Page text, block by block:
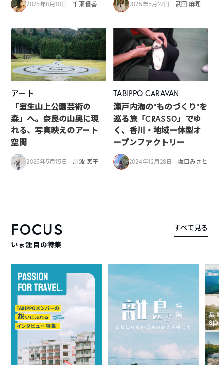
2025年8月10日 千葉優香 2025年5月27日 武田 麻理
アート
「室生山上公園芸術の
森」へ。奈良の山奥に現
れる、写真映えのアート
空間
2025年5月15日 川波 恵子
TABIPPO CARAVAN
瀬戸内海の”ものづくり”を
巡る旅「CRASSO」でゆ
く、香川・地域一体型オ
ープンファクトリー
2024年12月28日 坂口みさと
FOCUS
いま注目の特集
すべて見る